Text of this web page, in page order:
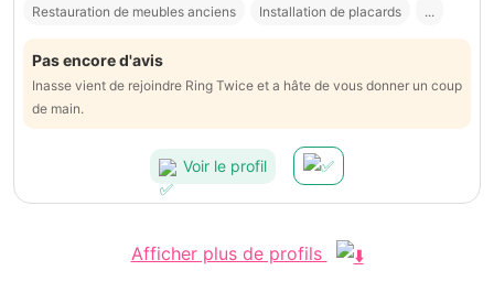
Restauration de meubles anciens Installation de placards ...
Pas encore d'avis
Inasse vient de rejoindre Ring Twice et a hâte de vous donner un coup
de main.
Voir le profil
Afficher plus de profils